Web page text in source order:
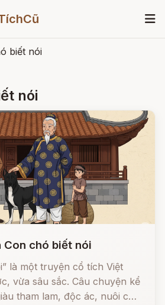
biết nói
nói
chó biết nói
là một truyện cổ tích Việt
vừa sâu sắc. Câu chuyện kể
tham lam, độc ác, nuôi chó